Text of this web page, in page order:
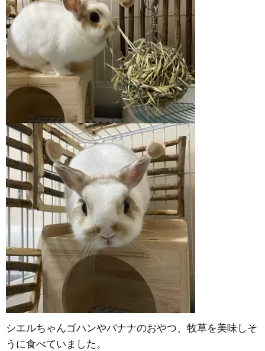
シエルちゃんゴハンやバナナのおやつ、牧草を美味しそ
うに食べていました。